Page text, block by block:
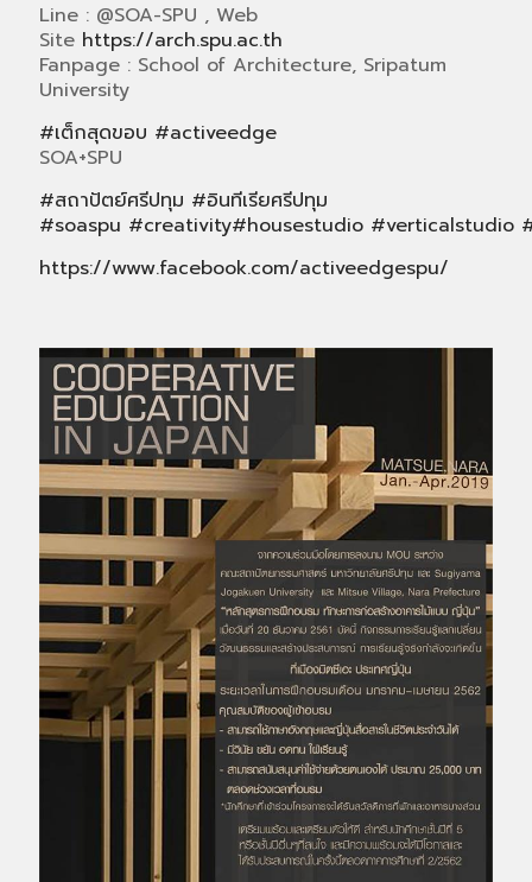
Line : @SOA-SPU , Web
Site https://arch.spu.ac.th
Fanpage : School of Architecture, Sripatum
University
#เต็กสุดขอบ #activeedge
SOA+SPU
#สถาปัตย์ศรีปทุม #อินทีเรียศรีปทุม
#soaspu #creativity#housestudio #verticalstudio
https://www.facebook.com/activeedgespu/